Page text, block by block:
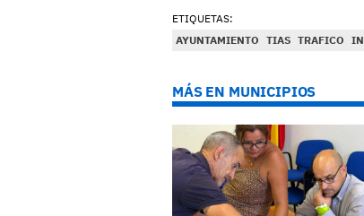
ETIQUETAS:
AYUNTAMIENTO TIAS TRAFICO
MÁS EN MUNICIPIOS